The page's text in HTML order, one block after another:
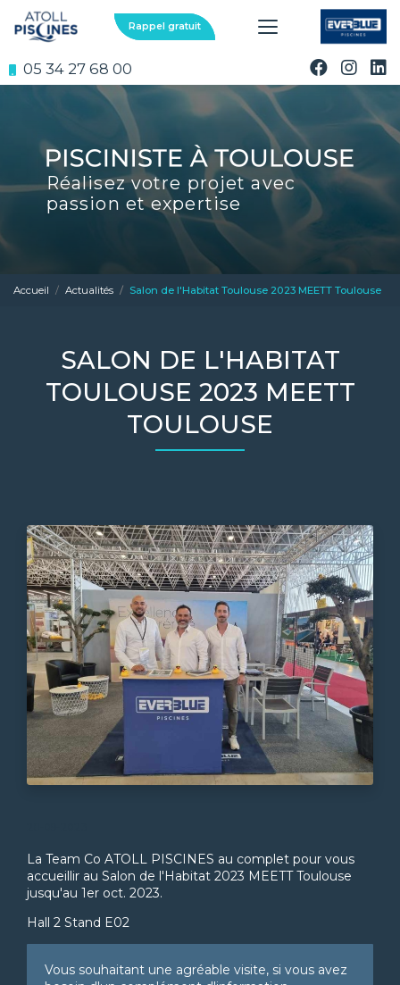
au
contenu
05 34 27 68 00
Rappel gratuit
Réalisez votre projet avec
passion et expertise
Accueil Actualités Salon de l'Habitat Toulouse 2023 MEETT Toulouse
SALON DE L'HABITAT
TOULOUSE 2023 MEETT
TOULOUSE
La Team Co ATOLL PISCINES au complet pour vous
accueillir au Salon de l'Habitat 2023 MEETT Toulouse
jusqu'au 1er oct. 2023.
Hall 2 Stand E02
Vous souhaitant une agréable visite, si vous avez